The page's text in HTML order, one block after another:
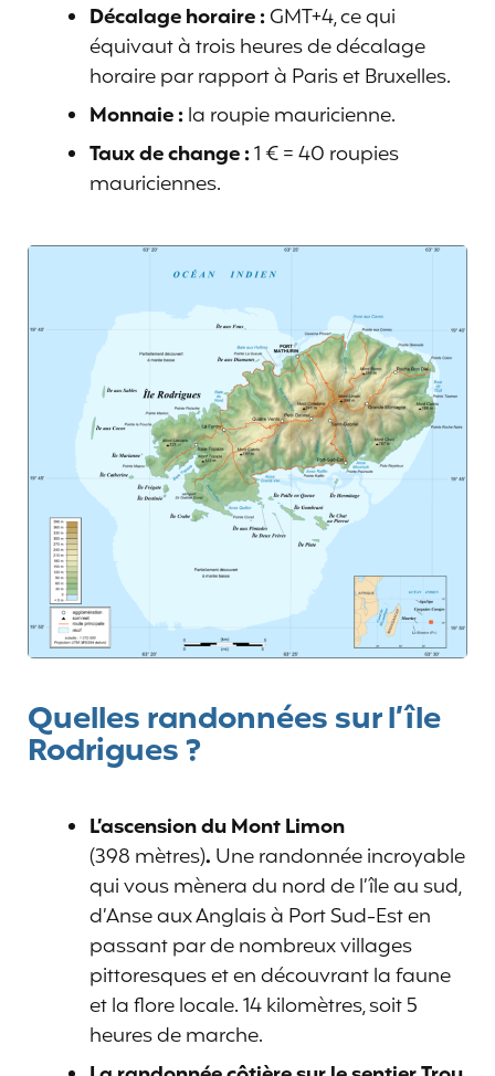
Décalage horaire :GMT+4, ce qui
équivaut à trois heures de décalage
horaire par rapport à Paris et Bruxelles.
Monnaie :la roupie mauricienne.
Taux de change :1 € = 40 roupies
mauriciennes.
Quelles randonnées sur l’île
Rodrigues ?
L’ascension du Mont Limon
(398 mètres). Une randonnée incroyable
qui vous mènera du nord de l’île au sud,
d’Anse aux Anglais à Port Sud-Est en
passant par de nombreux villages
pittoresques et en découvrant la faune
et la flore locale. 14 kilomètres, soit 5
heures de marche.